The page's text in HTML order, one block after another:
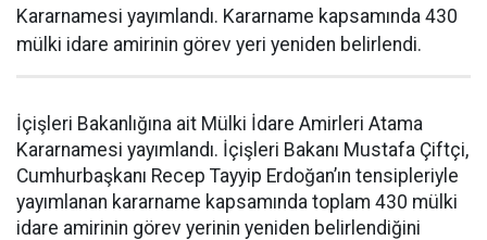
Kararnamesi yayımlandı. Kararname kapsamında 430
mülki idare amirinin görev yeri yeniden belirlendi.
İçişleri Bakanlığına ait Mülki İdare Amirleri Atama
Kararnamesi yayımlandı. İçişleri Bakanı Mustafa Çiftçi,
Cumhurbaşkanı Recep Tayyip Erdoğan’ın tensipleriyle
yayımlanan kararname kapsamında toplam 430 mülki
idare amirinin görev yerinin yeniden belirlendiğini